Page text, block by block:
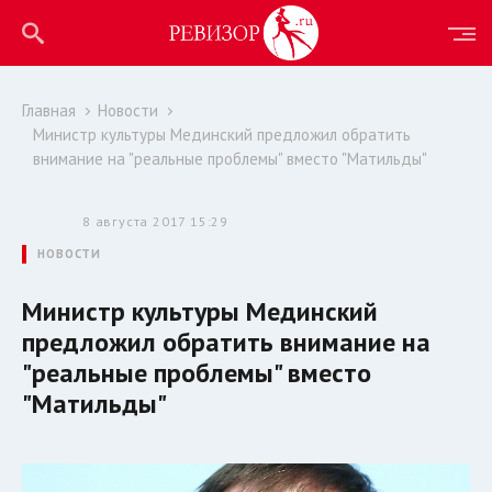
Главная
Новости
Министр культуры Мединский предложил обратить
внимание на "реальные проблемы" вместо "Матильды"
8 августа 2017 15:29
НОВОСТИ
Министр культуры Мединский
предложил обратить внимание на
"реальные проблемы" вместо
"Матильды"